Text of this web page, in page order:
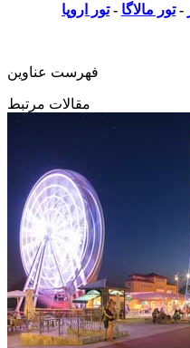
-تور مالاگا -تور اروپا
فهرست عناوین
مقالات مرتبط